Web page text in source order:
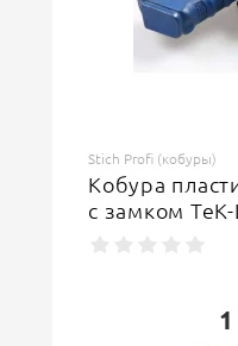
Stich Profi (кобуры)
Кобура
с замком